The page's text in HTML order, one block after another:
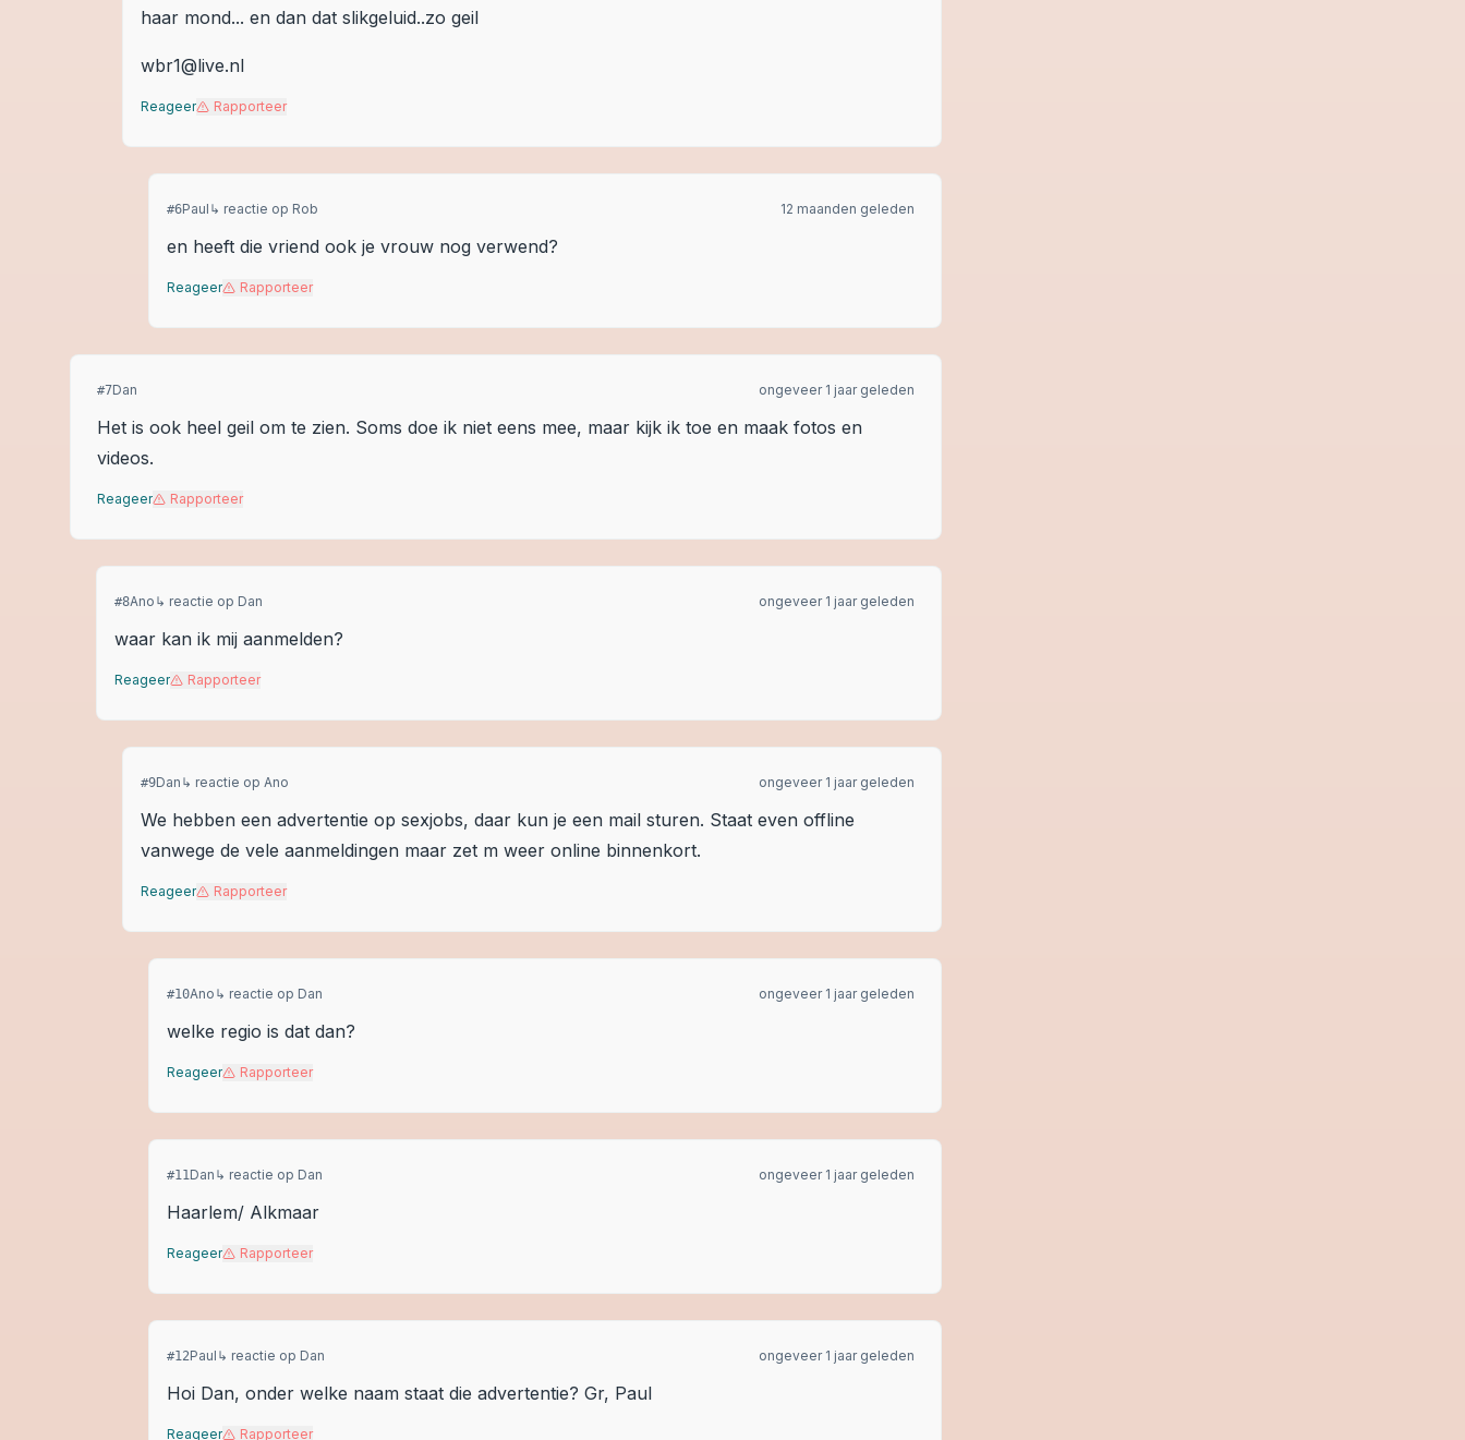
haar mond... en dan dat slikgeluid..zo geil
wbr1@live.nl
Reageer Rapporteer
#6Paul ↳ reactie op Rob 12 maanden geleden
en heeft die vriend ook je vrouw nog verwend?
Reageer Rapporteer
#7Dan ongeveer 1 jaar geleden
Het is ook heel geil om te zien. Soms doe ik niet eens mee, maar kijk ik toe en maak fotos en
videos.
Reageer Rapporteer
#8Ano ↳ reactie op Dan ongeveer 1 jaar geleden
waar kan ik mij aanmelden?
Reageer Rapporteer
#9Dan ↳ reactie op Ano ongeveer 1 jaar geleden
We hebben een advertentie op sexjobs, daar kun je een mail sturen. Staat even offline
vanwege de vele aanmeldingen maar zet m weer online binnenkort.
Reageer Rapporteer
#10Ano ↳ reactie op Dan ongeveer 1 jaar geleden
welke regio is dat dan?
Reageer Rapporteer
#11Dan ↳ reactie op Dan ongeveer 1 jaar geleden
Haarlem/ Alkmaar
Reageer Rapporteer
#12Paul ↳ reactie op Dan ongeveer 1 jaar geleden
Hoi Dan, onder welke naam staat die advertentie? Gr, Paul
Reageer Rapporteer